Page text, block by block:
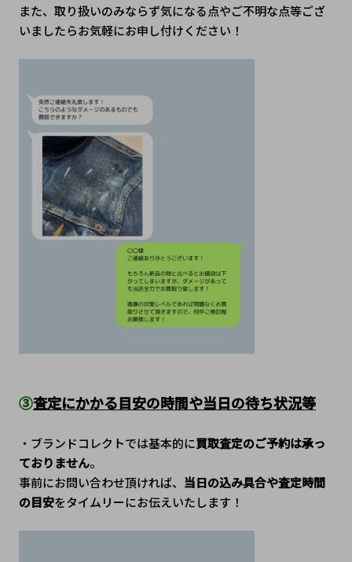
また、取り扱いのみならず気になる点やご不明な点等ござ
いましたらお気軽にお申し付けください！
③査定にかかる目安の時間や当日の待ち状況等
・ブランドコレクトでは基本的に買取査定のご予約は承っ
ておりません。
事前にお問い合わせ頂ければ、 当日の込み具合や査定時間
の目安をタイムリーにお伝えいたします！